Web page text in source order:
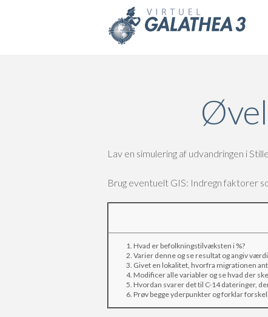
Lav en simulering af udvandringen i
Brug eventuelt GIS: Indregn faktorer
Hvad er befolkningstilvæksten i %?
Varier denne og se resultat og angiv
Givet en lokalitet, hvorfra migrationen
Modificer alle variabler og se hvad der
Hvordan svarer det til C-14 dateringer,
Prøv begge yderpunkter og forklar